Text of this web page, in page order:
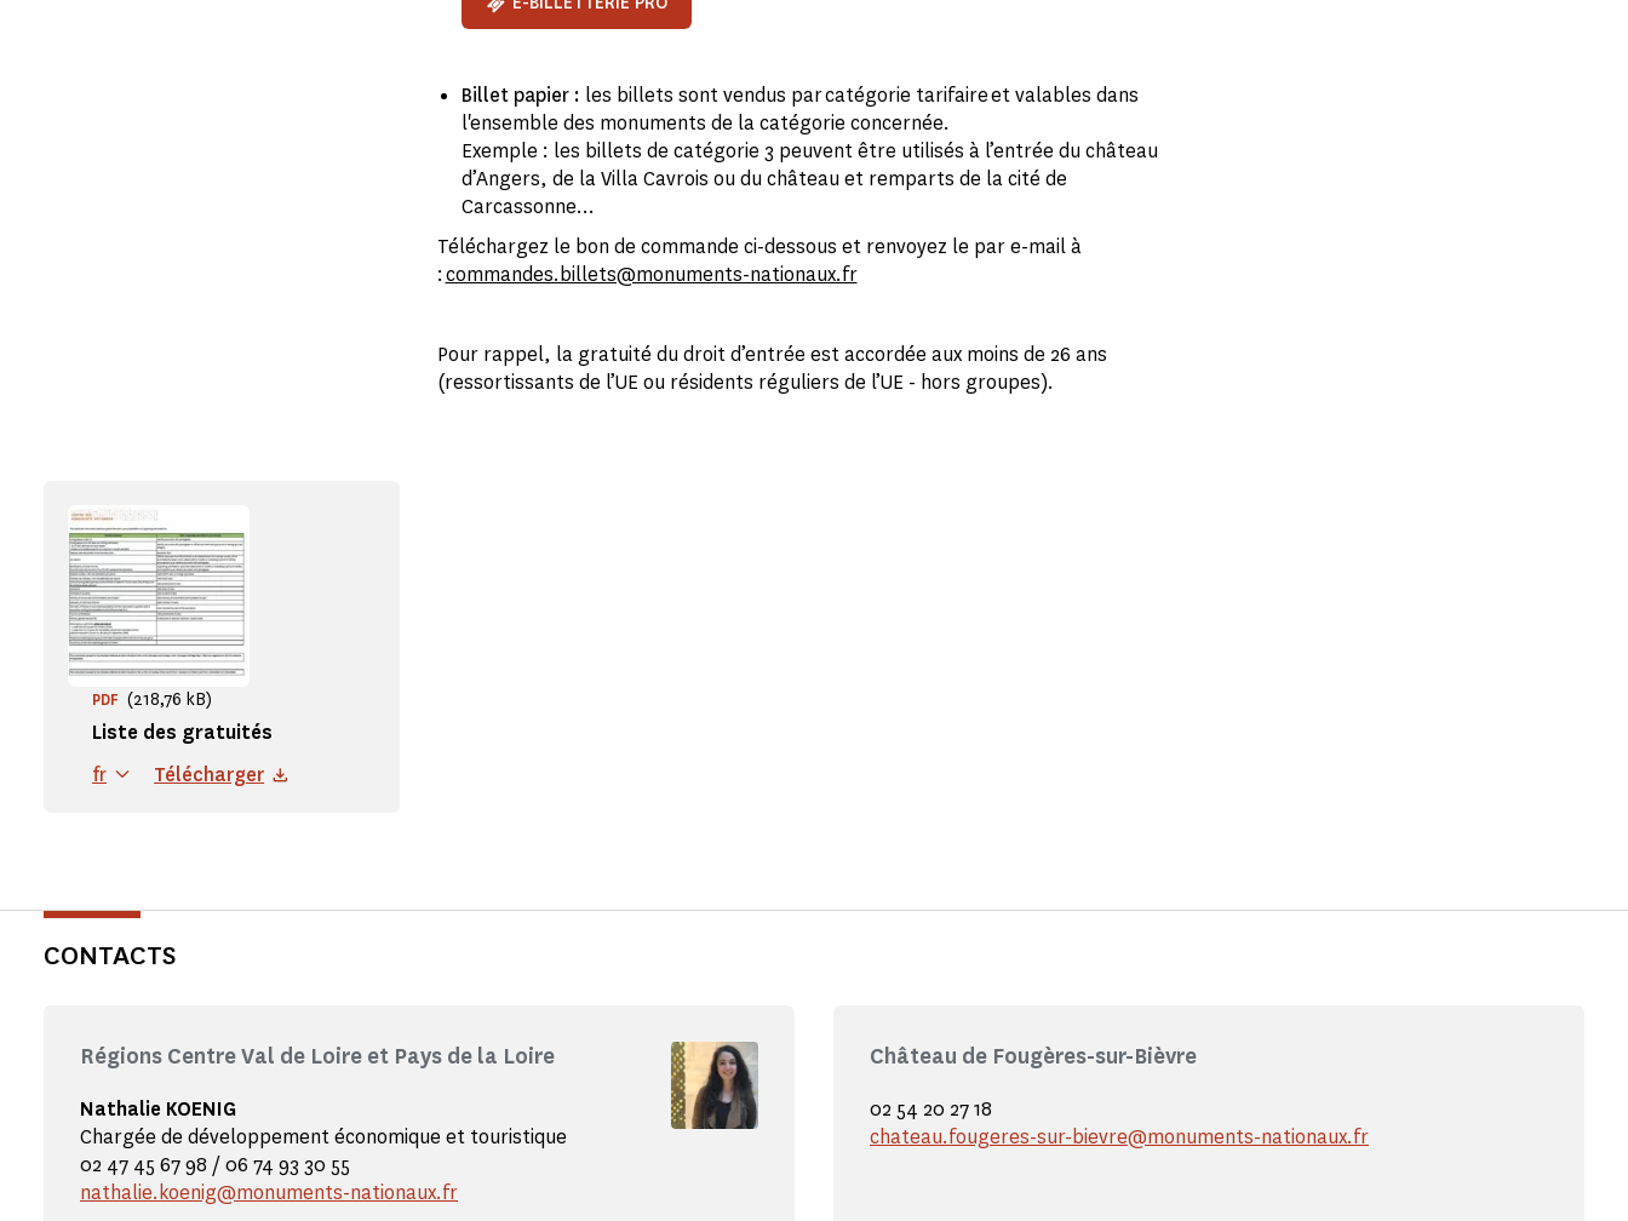
Billet papier : les billets sont vendus par catégorie tarifaire et valables dans
l'ensemble des monuments de la catégorie concernée.
Exemple : les billets de catégorie 3 peuvent être utilisés à l’entrée du château
d’Angers, de la Villa Cavrois ou du château et remparts de la cité de
Carcassonne…
Téléchargez le bon de commande ci-dessous et renvoyez le par e-mail à
:commandes.billets@monuments-nationaux.fr
Pour rappel, la gratuité du droit d’entrée est accordée aux moins de 26 ans
(ressortissants de l’UE ou résidents réguliers de l’UE - hors groupes).
Liste des gratuités
PDF (218,76 kB)
fr Télécharger
CONTACTS
Régions Centre Val de Loire et Pays de la Loire
Nathalie KOENIG
Chargée de développement économique et touristique
02 47 45 67 98 / 06 74 93 30 55
nathalie.koenig@monuments-nationaux.fr
Château de Fougères-sur-Bièvre
02 54 20 27 18
chateau.fougeres-sur-bievre@monuments-nationaux.fr